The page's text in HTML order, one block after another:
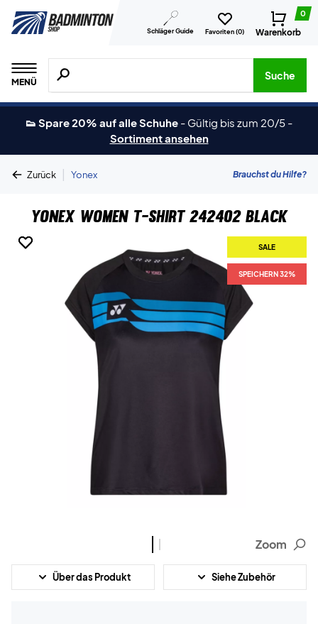
Schläger Guide Favoriten (0)
0
Warenkorb
MENÜ
Suche nach Produkten, Marken usw.
Suche
👟 Spare 20% auf alle Schuhe - Gültig bis zum 20/5 -
Sortiment ansehen
Zurück | Yonex Brauchst du Hilfe?
Yonex Women T-shirt 242402 Black
SALE
SPEICHERN 32%
SALE
SPEICHERN 32%
Zoom
Über das Produkt Siehe Zubehör